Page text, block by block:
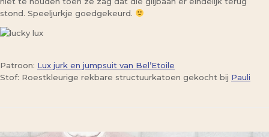
stond. Speeljurkje goedgekeurd.
Patroon: Lux jurk en jumpsuit van Bel’Etoile
Stof: Roestkleurige rekbare structuurkatoen gekocht bij Pauli